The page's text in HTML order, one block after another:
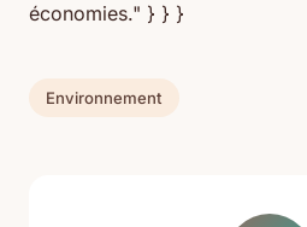
économies." } } }
Environnement